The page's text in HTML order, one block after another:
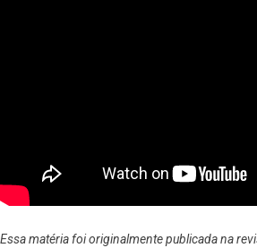
Essa matéria foi originalmente publicada na